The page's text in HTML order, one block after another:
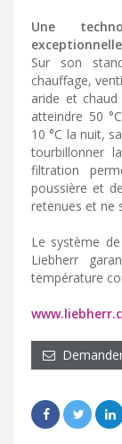
Une
Sur son
chauffage,
aride et
atteindre 50
10 °C la nuit,
tourbillonner
filtration
poussière et
retenues et ne
Le système
Liebherr
température